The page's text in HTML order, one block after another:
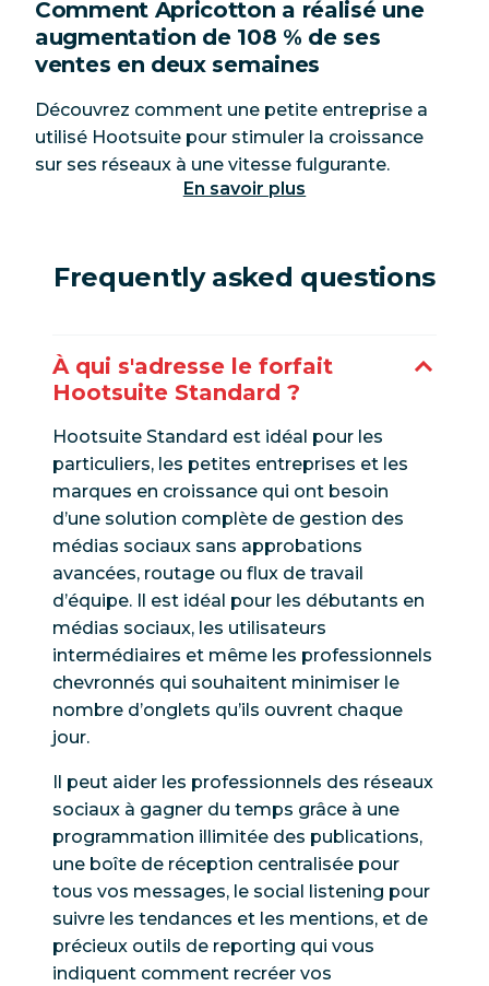
Comment Apricotton a réalisé une
augmentation de 108 % de ses
ventes en deux semaines
Découvrez comment une petite entreprise a
utilisé Hootsuite pour stimuler la croissance
sur ses réseaux à une vitesse fulgurante.
En savoir plus
Frequently asked questions
À qui s'adresse le forfait
Hootsuite Standard ?
Hootsuite Standard est idéal pour les
particuliers, les petites entreprises et les
marques en croissance qui ont besoin
d’une solution complète de gestion des
médias sociaux sans approbations
avancées, routage ou flux de travail
d’équipe. Il est idéal pour les débutants en
médias sociaux, les utilisateurs
intermédiaires et même les professionnels
chevronnés qui souhaitent minimiser le
nombre d’onglets qu’ils ouvrent chaque
jour.
Il peut aider les professionnels des réseaux
sociaux à gagner du temps grâce à une
programmation illimitée des publications,
une boîte de réception centralisée pour
tous vos messages, le social listening pour
suivre les tendances et les mentions, et de
précieux outils de reporting qui vous
indiquent comment recréer vos